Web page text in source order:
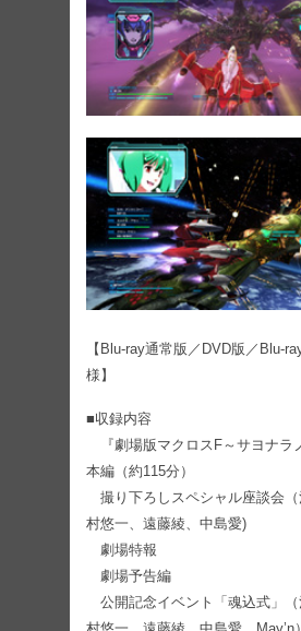
【Blu-ray通常版／DVD版／Blu-
様】
■収録内容
『劇場版マクロスF～サヨナラ
本編（約115分）
撮り下ろしスペシャル座談会（
村悠一、遠藤綾、中島愛)
劇場特報
劇場予告編
公開記念イベント「魂込式」（